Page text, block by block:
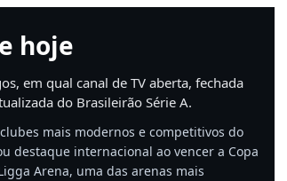
hoje
em qual canal de TV aberta, fechada
do Brasileirão Série A.
mais modernos e competitivos do
destaque internacional ao vencer a Copa
Arena, uma das arenas mais